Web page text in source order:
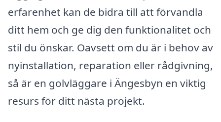
erfarenhet kan de bidra till att förvandla
ditt hem och ge dig den funktionalitet och
stil du önskar. Oavsett om du är i behov av
nyinstallation, reparation eller rådgivning,
så är en golvläggare i Ängesbyn en viktig
resurs för ditt nästa projekt.